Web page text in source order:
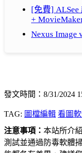
[免費]
+
Nexus Image
發文時間：8/31/2024
TAG: 圖檔編輯 看圖
注意事項： 本站所介
測試並通過防毒軟體